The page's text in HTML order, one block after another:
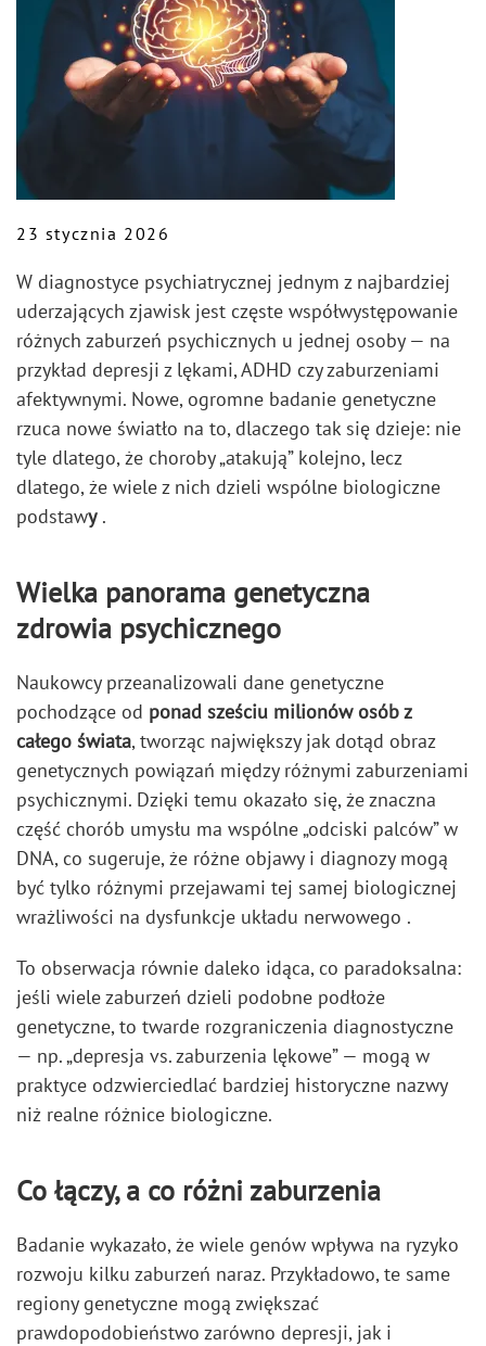
23 stycznia 2026
W diagnostyce psychiatrycznej jednym z najbardziej
uderzających zjawisk jest częste współwystępowanie
różnych zaburzeń psychicznych u jednej osoby — na
przykład depresji z lękami, ADHD czy zaburzeniami
afektywnymi. Nowe, ogromne badanie genetyczne
rzuca nowe światło na to, dlaczego tak się dzieje: nie
tyle dlatego, że choroby „atakują” kolejno, lecz
dlatego, że wiele z nich dzieli wspólne biologiczne
podstawy.
Wielka panorama genetyczna
zdrowia psychicznego
Naukowcy przeanalizowali dane genetyczne
pochodzące od ponad sześciu milionów osób z
całego świata, tworząc największy jak dotąd obraz
genetycznych powiązań między różnymi zaburzeniami
psychicznymi. Dzięki temu okazało się, że znaczna
część chorób umysłu ma wspólne „odciski palców” w
DNA, co sugeruje, że różne objawy i diagnozy mogą
być tylko różnymi przejawami tej samej biologicznej
wrażliwości na dysfunkcje układu nerwowego .
To obserwacja równie daleko idąca, co paradoksalna:
jeśli wiele zaburzeń dzieli podobne podłoże
genetyczne, to twarde rozgraniczenia diagnostyczne
— np. „depresja vs. zaburzenia lękowe” — mogą w
praktyce odzwierciedlać bardziej historyczne nazwy
niż realne różnice biologiczne.
Co łączy, a co różni zaburzenia
Badanie wykazało, że wiele genów wpływa na ryzyko
rozwoju kilku zaburzeń naraz. Przykładowo, te same
regiony genetyczne mogą zwiększać
prawdopodobieństwo zarówno depresji, jak i